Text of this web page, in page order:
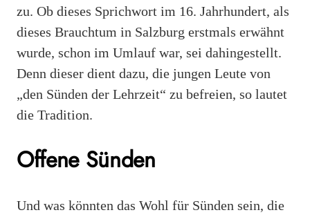
zu. Ob dieses Sprichwort im 16. Jahrhundert, als
dieses Brauchtum in Salzburg erstmals erwähnt
wurde, schon im Umlauf war, sei dahingestellt.
Denn dieser dient dazu, die jungen Leute von
„den Sünden der Lehrzeit“ zu befreien, so lautet
die Tradition.
Offene Sünden
Und was könnten das Wohl für Sünden sein, die